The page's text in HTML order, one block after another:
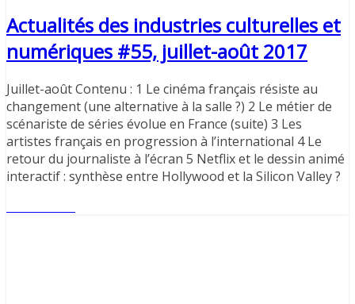
Actualités des industries culturelles et
numériques #55, juillet-août 2017
Juillet-août Contenu : 1 Le cinéma français résiste au
changement (une alternative à la salle ?) 2 Le métier de
scénariste de séries évolue en France (suite) 3 Les
artistes français en progression à l’international 4 Le
retour du journaliste à l’écran 5 Netflix et le dessin animé
interactif : synthèse entre Hollywood et la Silicon Valley ?